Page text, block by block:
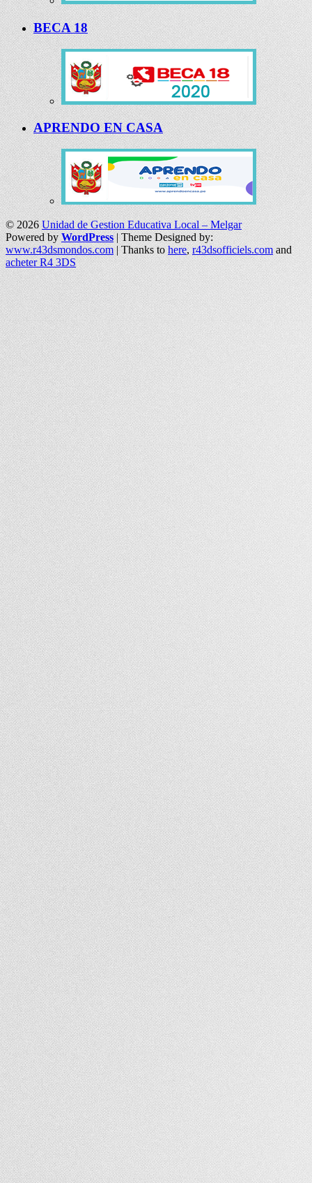
BECA 18
APRENDO EN CASA
© 2026Unidad de Gestion Educativa Local – Melgar
Powered by WordPress| Theme Designed by:
www.r43dsmondos.com | Thanks tohere, r43dsofficiels.com and
acheter R4 3DS